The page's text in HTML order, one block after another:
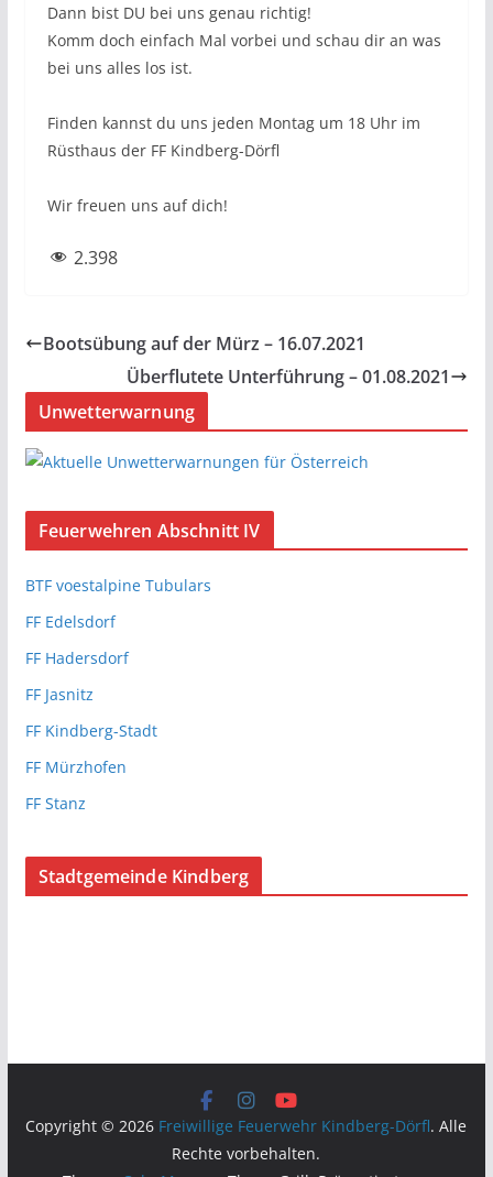
Dann bist DU bei uns genau richtig!
Komm doch einfach Mal vorbei und schau dir an was
bei uns alles los ist.
Finden kannst du uns jeden Montag um 18 Uhr im
Rüsthaus der FF Kindberg-Dörfl
Wir freuen uns auf dich!
2.398
Bootsübung auf der Mürz – 16.07.2021
Überflutete Unterführung – 01.08.2021
Unwetterwarnung
Feuerwehren Abschnitt IV
BTF voestalpine Tubulars
FF Edelsdorf
FF Hadersdorf
FF Jasnitz
FF Kindberg-Stadt
FF Mürzhofen
FF Stanz
Stadtgemeinde Kindberg
Copyright © 2026 Freiwillige Feuerwehr Kindberg-Dörfl. Alle
Rechte vorbehalten.